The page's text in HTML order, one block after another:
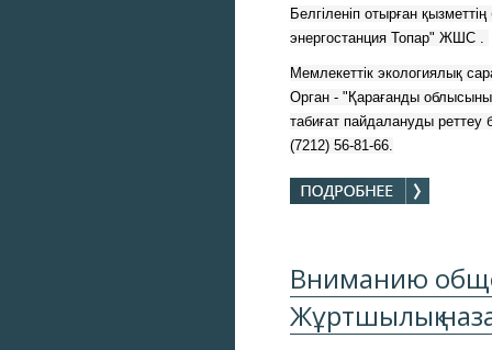
Белгіленіп отырған
энергостанция Топар" ЖШС .
Мемлекеттік экологиялық
Орган - "Қарағанды
табиғат пайдалануды
(7212) 56-81-66.
Вниманию
Жұртшылық